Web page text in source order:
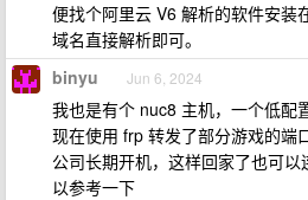
便找个阿里云 V6 解析的软件安装
域名直接解析即可。
binyu Jun 6, 2024
我也是有个 nuc8 主机，一个低配
现在使用 frp 转发了部分游戏的端
公司长期开机，这样回家了也可
以参考一下